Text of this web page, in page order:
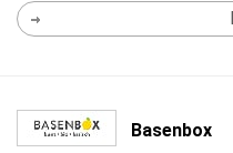
Basenbox